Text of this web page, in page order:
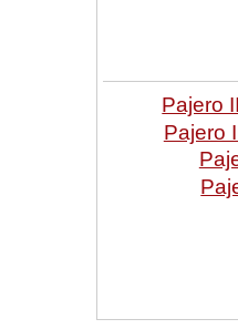
Pajero
Pajero